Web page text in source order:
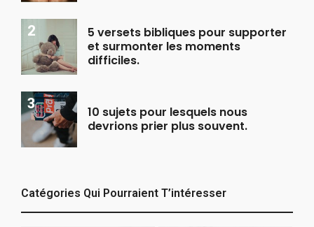
5 versets bibliques pour supporter
et surmonter les moments
difficiles.
10 sujets pour lesquels nous
devrions prier plus souvent.
Catégories Qui Pourraient T’intéresser